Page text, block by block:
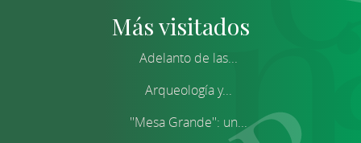
Más visitados
Adelanto de las...
Arqueología y...
''Mesa Grande'': un...